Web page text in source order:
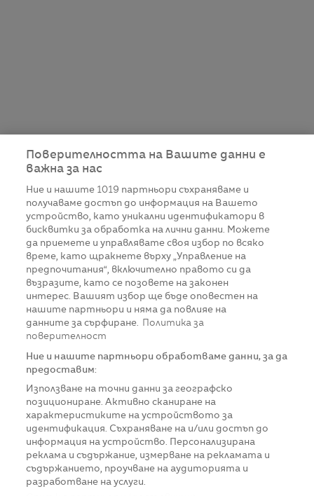
Поверителността на Вашите данни е
важна за нас
Ние и нашите 1019 партньори съхраняваме и
получаваме достъп до информация на Вашето
устройство, като уникални идентификатори в
бисквитки за обработка на лични данни. Можете
да приемете и управлявате своя избор по всяко
време, като щракнете върху „Управление на
предпочитания“, включително правото си да
възразите, като се позовете на законен
интерес. Вашият избор ще бъде оповестен на
нашите партньори и няма да повлияе на
данните за сърфиране.
Политика за
поверителност
Ние и нашите партньори обработваме данни, за да
предоставим:
Използване на точни данни за географско
позициониране. Активно сканиране на
характеристиките на устройството за
идентификация. Съхраняване на и/или достъп до
информация на устройство. Персонализирана
реклама и съдържание, измерване на рекламата и
съдържанието, проучване на аудиторията и
разработване на услуги.